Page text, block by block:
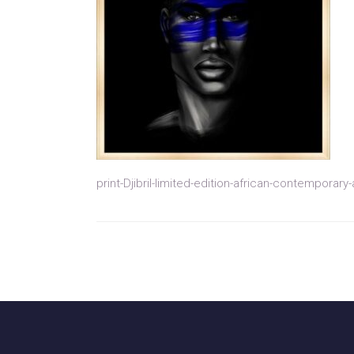
print-Djibril-limited-edition-african-